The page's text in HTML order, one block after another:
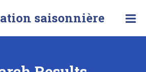
saisonnière